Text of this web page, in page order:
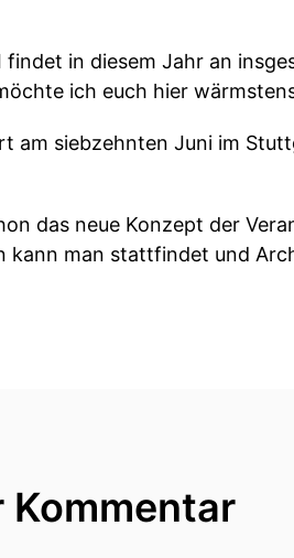
in diesem Jahr an
ich euch hier
am siebzehnten Juni im
das neue Konzept der
kann man stattfindet und
neunten Juni in Frankfurt.
Kommentar